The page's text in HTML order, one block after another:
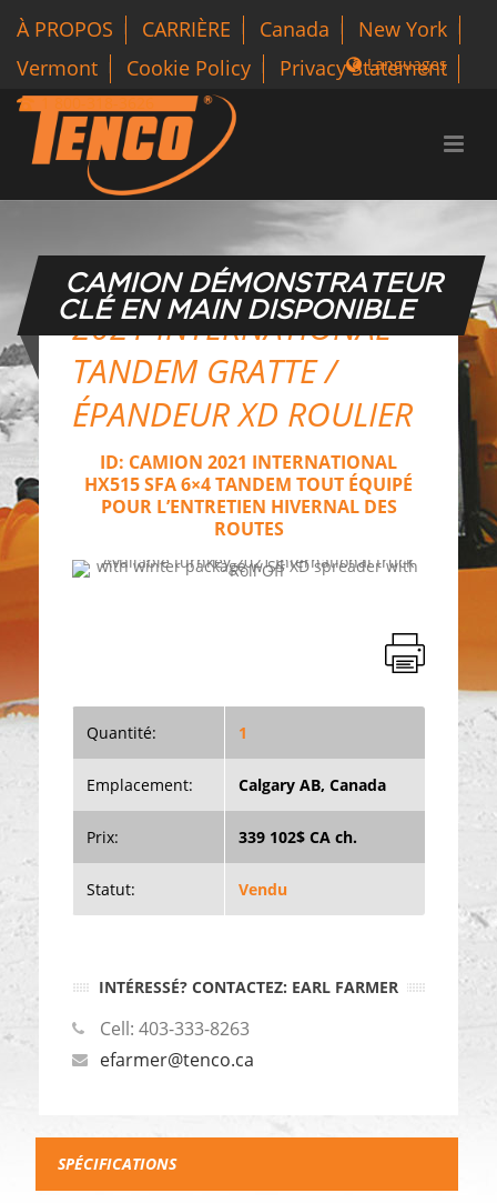
À PROPOS CARRIÈRE Canada
New York
Vermont
Cookie Policy Privacy Statement
1 800-318-3626
Languages
CAMION DÉMONSTRATEUR
CLÉ EN MAIN DISPONIBLE
2021 INTERNATIONAL
TANDEM GRATTE /
ÉPANDEUR XD ROULIER
ID: CAMION 2021 INTERNATIONAL
HX515 SFA 6×4 TANDEM TOUT ÉQUIPÉ
POUR L’ENTRETIEN HIVERNAL DES
ROUTES
Quantité: 1
Emplacement: Calgary AB, Canada
Prix: 339 102$ CA ch.
Statut: Vendu
INTÉRESSÉ? CONTACTEZ: EARL FARMER
Cell: 403-333-8263
efarmer@tenco.ca
SPÉCIFICATIONS